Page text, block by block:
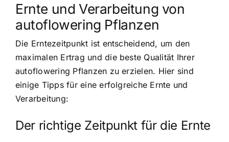
Ernte und Verarbeitung von
autoflowering Pflanzen
Die Erntezeitpunkt ist entscheidend, um den
maximalen Ertrag und die beste Qualität Ihrer
autoflowering Pflanzen zu erzielen. Hier sind
einige Tipps für eine erfolgreiche Ernte und
Verarbeitung:
Der richtige Zeitpunkt für die Ernte